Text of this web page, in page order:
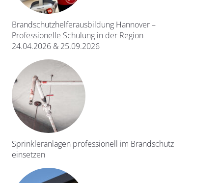
Brandschutzhelferausbildung Hannover –
Professionelle Schulung in der Region
24.04.2026 & 25.09.2026
Sprinkleranlagen professionell im Brandschutz
einsetzen